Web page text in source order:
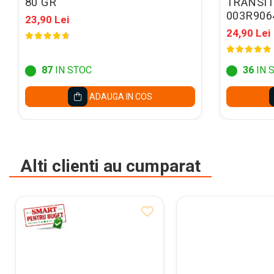
Mape cu multiple
compartimente
Clipboarduri
Folii de Ambalare
Suporturi si mape carti vizita
ARTICOLE DE BIROU
Suporturi verticale pentru
documente
23,90 Lei
87IN STOC
ADAUGA IN COS
24,90 Lei
36IN
Alti clienti au cumparat